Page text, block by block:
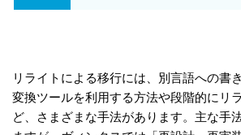
リライトによる移行には、別言語への書
変換ツールを利用する方法や段階的にリ
ど、さまざまな手法があります。主な手